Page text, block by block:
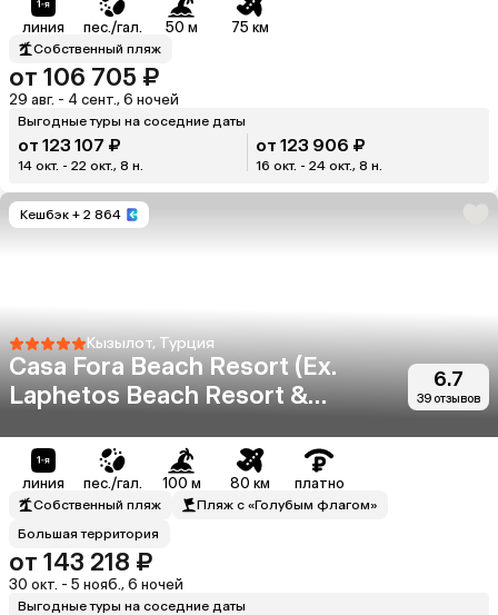
линия пес./гал. 50 м 75 км
Собственный пляж
от 106 705 ₽
29 авг. - 4 сент., 6 ночей
Выгодные туры на соседние даты
от 123 107 ₽
14 окт. - 22 окт., 8 н.
от 123 906 ₽
16 окт. - 24 окт., 8 н.
Кешбэк + 2 864
Кызылот, Турция
Casa Fora Beach Resort (Ex.
Laphetos Beach Resort &
6.7
39 отзывов
линия пес./гал. 100 м 80 км платно
Собственный пляж
Пляж с «Голубым флагом»
Большая территория
от 143 218 ₽
30 окт. - 5 нояб., 6 ночей
Выгодные туры на соседние даты